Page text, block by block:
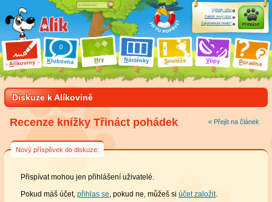
Alíkoviny Klubovna Hry Nástěnky Soutěže Vtipy Poradna
Výhody účtu
Založit nový účet
Zapomenuté heslo?
Přihlásit
Diskuze k Alíkovině
« Přejít na článek
Recenze knížky Třináct pohádek
Nový příspěvek do diskuze:
Přispívat mohou jen přihlášení uživatelé.
Pokud máš účet, přihlas se, pokud ne, můžeš si účet založit.